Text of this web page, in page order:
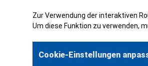
Zur Verwendung der interaktiven
Um diese Funktion zu verwenden,
Cookie-Einstellungen